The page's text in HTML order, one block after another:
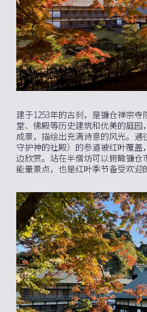
建于1253年的古刹，是镰仓禅宗
堂、佛殿等历史建筑和优美的庭
成景，描绘出充满诗意的风光。
守护神的社殿）的参道被红叶覆
边欣赏。站在半僧坊可以俯瞰镰
能量景点，也是红叶季节备受欢迎